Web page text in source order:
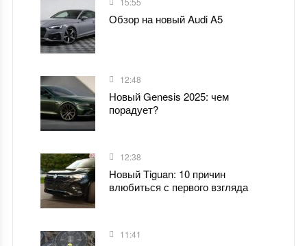
Обзор на новый Audi A5
12:48
Новый Genesis 2025: чем
порадует?
12:38
Новый Tiguan: 10 причин
влюбиться с первого взгляда
11:41